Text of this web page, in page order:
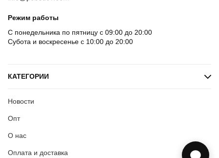
Режим работы
С понедельника по пятницу с 09:00 до 20:00
Субота и воскресенье с 10:00 до 20:00
КАТЕГОРИИ
Новости
Опт
О нас
Оплата и доставка